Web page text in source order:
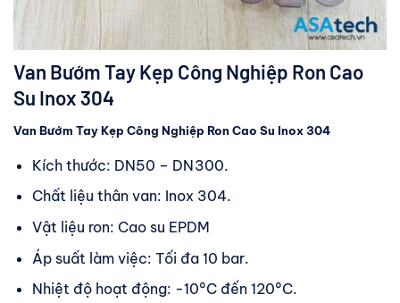
Van Bướm Tay Kẹp Công Nghiệp Ron Cao
Su Inox 304
Van Bướm Tay Kẹp Công Nghiệp Ron Cao Su Inox 304
Kích thước: DN50 – DN300.
Chất liệu thân van: Inox 304.
Vật liệu ron: Cao su EPDM
Áp suất làm việc: Tối đa 10 bar.
Nhiệt độ hoạt động: -10°C đến 120°C.